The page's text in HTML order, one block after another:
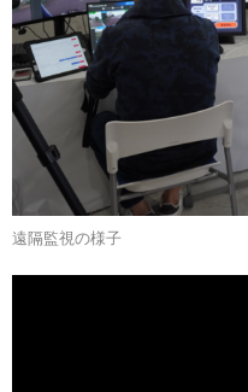
遠隔監視の様子